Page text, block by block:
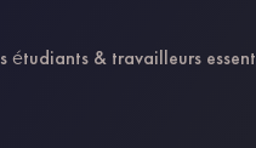
étudiants & travailleurs